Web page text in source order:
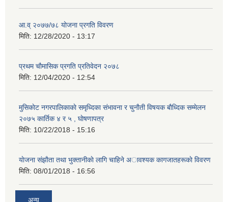
आ.व् २०७७/७८ योजना प्रगति विवरण
मिति: 12/28/2020 - 13:17
प्रथम चाैमासिक प्रगति प्रतिवेदन २०७८
मिति: 12/04/2020 - 12:54
मुसिकाेट नगरपालिकाकाे समृध्दिका संभावना र चुनाैती विषयक बाैध्दिक सम्मेलन
२०७५ कार्तिक ४ र ५ , घाेषणापत्र
मिति: 10/22/2018 - 15:16
याेजना संझाैता तथा भुक्तानीकाे लागि चाहिने अावश्यक कागजातहरूकाे विवरण
मिति: 08/01/2018 - 16:56
अन्य